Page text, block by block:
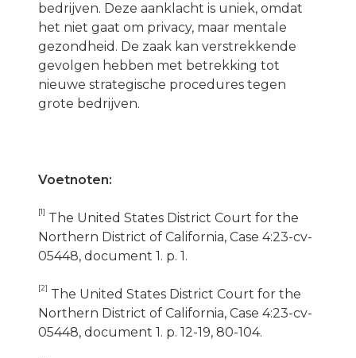
bedrijven. Deze aanklacht is uniek, omdat
het niet gaat om privacy, maar mentale
gezondheid. De zaak kan verstrekkende
gevolgen hebben met betrekking tot
nieuwe strategische procedures tegen
grote bedrijven.
Voetnoten:
[1] The United States District Court for the
Northern District of California, Case 4:23-cv-
05448, document 1. p. 1.
[2] The United States District Court for the
Northern District of California, Case 4:23-cv-
05448, document 1. p. 12-19, 80-104.